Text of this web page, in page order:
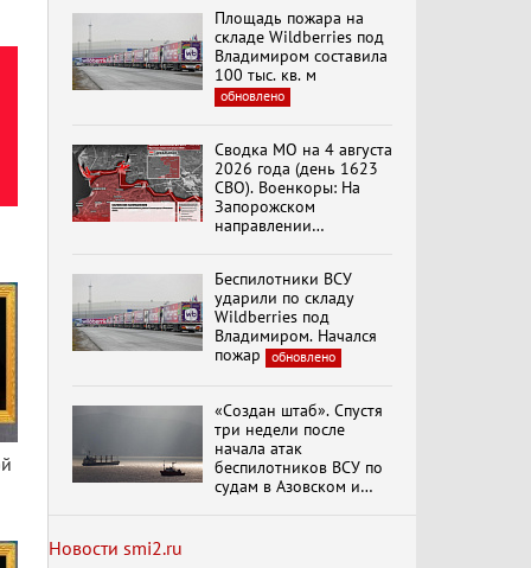
Бренды Советской
эпохи "Гжель"
«Изменимся или
вымрем»
К ГРАЖДАНАМ
Г.А. Зюганова,
Председателя ЦК
КПРФ Руководителя
фракции КПРФ в
Государственной Думе
РФ (28.07.2026)
Документальный
фильм "Империализм и
Бить смелее!
В.Баранец, В.Дандыкин,
А.Матвийчук, К.Сивков
Площадь пожара на
складе Wildberries под
Владимиром составила
100 тыс. кв. м
обновлено
Сводка МО на 4 августа
2026 года (день 1623
СВО). Военкоры: На
Запорожском
направлении
Степногорска
Беспилотники ВСУ
ударили по складу
Wildberries под
Владимиром. Начался
пожар
обновлено
«Создан штаб». Спустя
три недели после
начала атак
беспилотников ВСУ по
судам в Азовском и
Новости smi2.ru